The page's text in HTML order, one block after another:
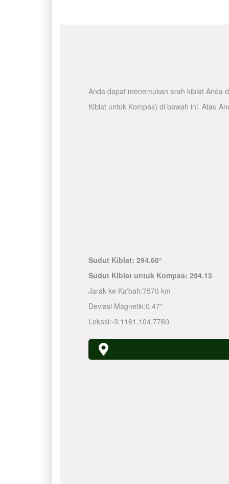
Anda dapat menemukan arah kiblat Anda
Kiblat untuk Kompas) di bawah ini. Atau
Sudut Kiblat: 294.60°
Sudut Kiblat untuk Kompas: 294.13
Jarak ke Ka'bah:7570 km
Deviasi Magnetik:0.47°
Lokasi:-3.1161 ,104.7760